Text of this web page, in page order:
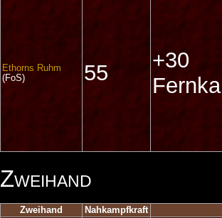
Ethorns Ruhm
(FoS)
55
+30
Zweihand
Zweihand Nahkampfkraft